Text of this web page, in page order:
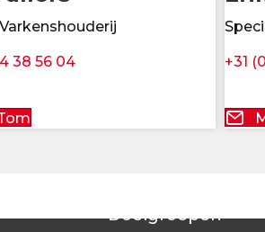
38 56 04
+31
Doelgroepen